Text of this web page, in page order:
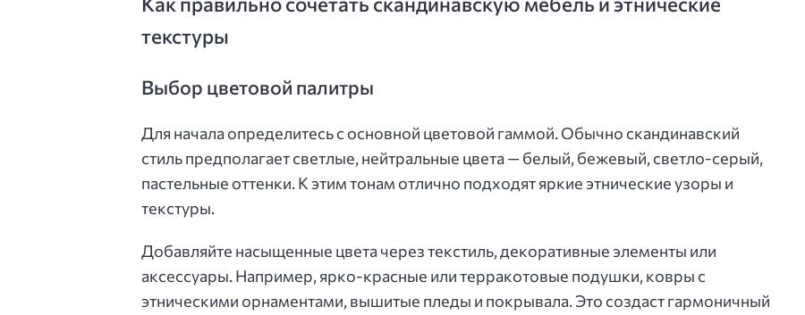
текстуры
Выбор цветовой палитры
Для начала определитесь с основной цветовой гаммой. Обычно скандинавский
стиль предполагает светлые, нейтральные цвета — белый, бежевый, светло-серый,
пастельные оттенки. К этим тонам отлично подходят яркие этнические узоры и
текстуры.
Добавляйте насыщенные цвета через текстиль, декоративные элементы или
аксессуары. Например, ярко-красные или терракотовые подушки, ковры с
этническими орнаментами, вышитые пледы и покрывала. Это создаст гармоничный